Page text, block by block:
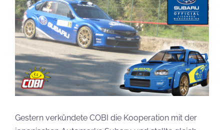
Gestern verkündete COBI die Kooperation mit der